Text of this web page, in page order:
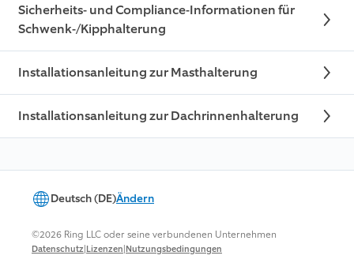
Sicherheits- und Compliance-Informationen für
Schwenk-/Kipphalterung
Installationsanleitung zur Masthalterung
Installationsanleitung zur Dachrinnenhalterung
Deutsch (DE)Ändern
©2026 Ring LLC oder seine verbundenen Unternehmen
Datenschutz|Lizenzen|Nutzungsbedingungen